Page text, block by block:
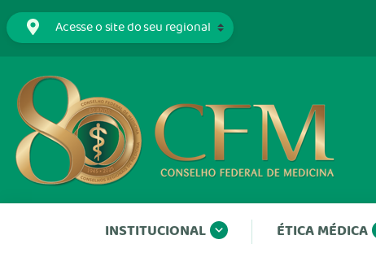
INSTITUCIONAL ÉTICA MÉDICA